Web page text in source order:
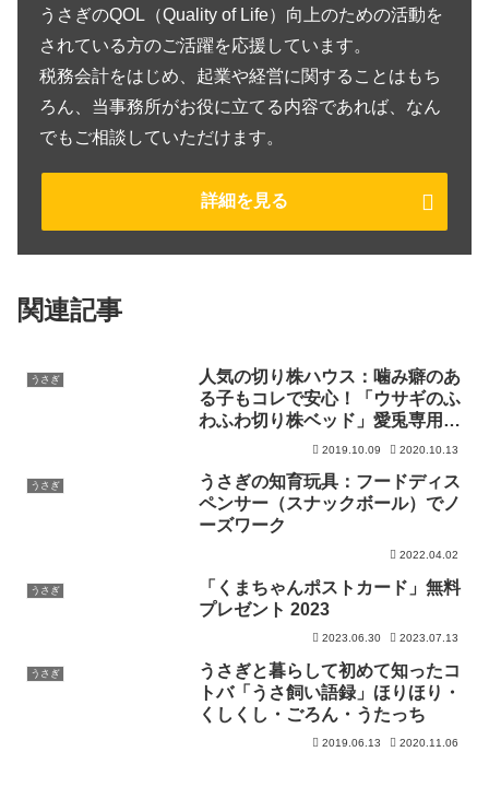
うさぎのQOL（Quality of Life）向上のための活動を
されている方のご活躍を応援しています。
税務会計をはじめ、起業や経営に関することはもち
ろん、当事務所がお役に立てる内容であれば、なん
でもご相談していただけます。
詳細を見る
関連記事
うさぎ
人気の切り株ハウス：噛み癖のあ
る子もコレで安心！「ウサギのふ
わふわ切り株ベッド」愛兎専用リ
2019.10.09 2020.10.13
うさぎ
うさぎの知育玩具：フードディス
ペンサー（スナックボール）でノ
ーズワーク
2022.04.02
うさぎ
「くまちゃんポストカード」無料
プレゼント 2023
2023.06.30 2023.07.13
うさぎ
うさぎと暮らして初めて知ったコ
トバ「うさ飼い語録」ほりほり・
くしくし・ごろん・うたっち
2019.06.13 2020.11.06